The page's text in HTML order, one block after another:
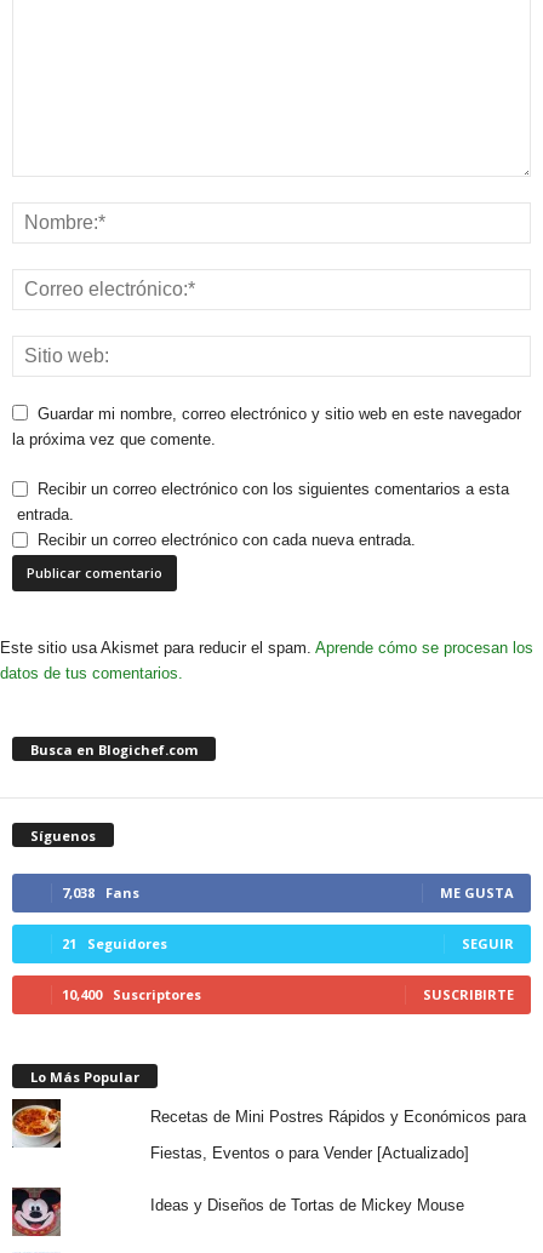
Guardar mi nombre, correo electrónico y sitio web en este navegador
la próxima vez que comente.
Recibir un correo electrónico con los siguientes comentarios a esta
entrada.
Recibir un correo electrónico con cada nueva entrada.
Este sitio usa Akismet para reducir el spam. Aprende cómo se procesan los
datos de tus comentarios.
Busca en Blogichef.com
Síguenos
7,038 Fans ME GUSTA
21 Seguidores SEGUIR
10,400 Suscriptores SUSCRIBIRTE
Lo Más Popular
Recetas de Mini Postres Rápidos y Económicos para
Fiestas, Eventos o para Vender [Actualizado]
Ideas y Diseños de Tortas de Mickey Mouse